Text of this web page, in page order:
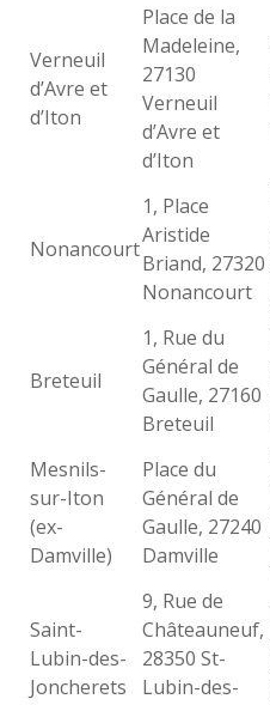
Verneuil
d’Avre et
d’Iton
Place de la
Madeleine,
27130
Verneuil
d’Avre et
d’Iton
Nonancourt
1, Place
Aristide
Briand, 27320
Nonancourt
Breteuil
1, Rue du
Général de
Gaulle, 27160
Breteuil
Mesnils-
sur-Iton
(ex-
Damville)
Place du
Général de
Gaulle, 27240
Damville
Saint-
Lubin-des-
Joncherets
9, Rue de
Châteauneuf,
28350 St-
Lubin-des-